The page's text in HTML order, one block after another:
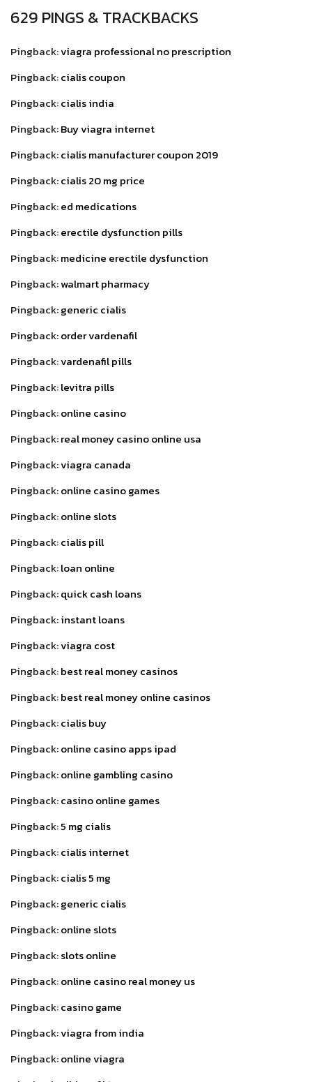
629 PINGS & TRACKBACKS
Pingback:viagra professional no prescription
Pingback:cialis coupon
Pingback:cialis india
Pingback:Buy viagra internet
Pingback:cialis manufacturer coupon 2019
Pingback:cialis 20 mg price
Pingback:ed medications
Pingback:erectile dysfunction pills
Pingback:medicine erectile dysfunction
Pingback:walmart pharmacy
Pingback:generic cialis
Pingback:order vardenafil
Pingback:vardenafil pills
Pingback:levitra pills
Pingback:online casino
Pingback:real money casino online usa
Pingback:viagra canada
Pingback:online casino games
Pingback:online slots
Pingback:cialis pill
Pingback:loan online
Pingback:quick cash loans
Pingback:instant loans
Pingback:viagra cost
Pingback:best real money casinos
Pingback:best real money online casinos
Pingback:cialis buy
Pingback:online casino apps ipad
Pingback:online gambling casino
Pingback:casino online games
Pingback:5 mg cialis
Pingback:cialis internet
Pingback:cialis 5 mg
Pingback:generic cialis
Pingback:online slots
Pingback:slots online
Pingback:online casino real money us
Pingback:casino game
Pingback:viagra from india
Pingback:online viagra